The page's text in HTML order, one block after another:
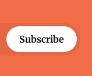
Subscribe